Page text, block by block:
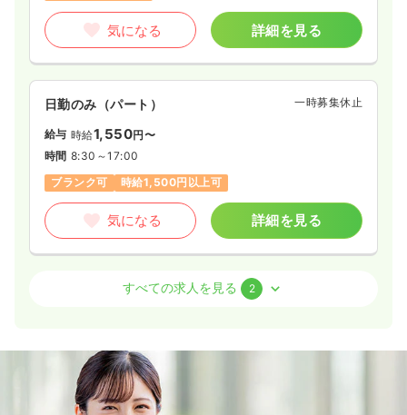
気になる 詳細を見る
外来
日勤のみ（常勤）
※一例
時間 8:30～17:30
年間休日120日
4週8休以上
ブランク可
気になる 詳細を見る
2交代（常勤）
28.6万円/月 賞与3.5ヶ月
※経験3年の例
気になる 詳細を見る
日勤のみ（パート） 一時募集休止
給与 時給1,550円〜
時間 8:30～17:00
ブランク可
時給1,500円以上可
気になる 詳細を見る
お問い合わせください
8:30～17:00
4週8休以上
ブランク可
すべての求人を見る 2